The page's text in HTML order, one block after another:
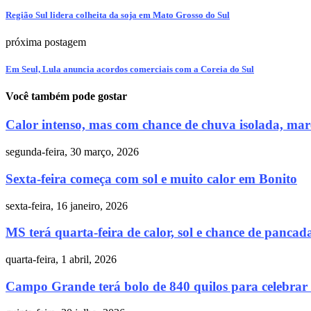
Região Sul lidera colheita da soja em Mato Grosso do Sul
próxima postagem
Em Seul, Lula anuncia acordos comerciais com a Coreia do Sul
Você também pode gostar
Calor intenso, mas com chance de chuva isolada,
segunda-feira, 30 março, 2026
Sexta-feira começa com sol e muito calor em Bonito
sexta-feira, 16 janeiro, 2026
MS terá quarta-feira de calor, sol e chance de
quarta-feira, 1 abril, 2026
Campo Grande terá bolo de 840 quilos para celebrar